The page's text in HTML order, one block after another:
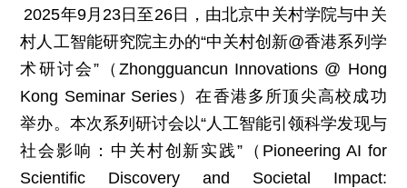
2025年9月23日至26日，由北京中关村学院与中关
村人工智能研究院主办的“中关村创新@香港系列学
术研讨会”（Zhongguancun Innovations @ Hong
Kong Seminar Series）在香港多所顶尖高校成功
举办。本次系列研讨会以“人工智能引领科学发现与
社会影响：中关村创新实践”（Pioneering AI for
Scientific Discovery and Societal Impact: